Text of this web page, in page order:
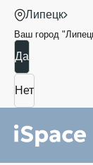
Липецк
Ваш город "